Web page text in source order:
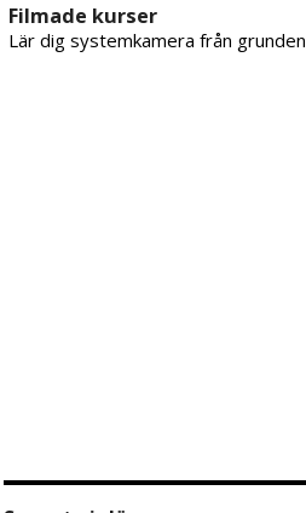
Filmade kurser
Lär dig systemkamera från grunden